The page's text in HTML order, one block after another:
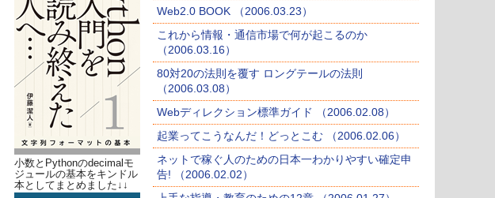
小数とPythonのdecimalモ
ジュールの基本をキンドル
本としてまとめました↓↓
Web2.0 BOOK （2006.03.23）
これから情報・通信市場で何が起こるのか
（2006.03.16）
80対20の法則を覆す ロングテールの法則
（2006.03.08）
Webディレクション標準ガイド （2006.02.08）
起業ってこうなんだ！どっとこむ （2006.02.06）
ネットで稼ぐ人のための日本一わかりやすい確定申
告! （2006.02.02）